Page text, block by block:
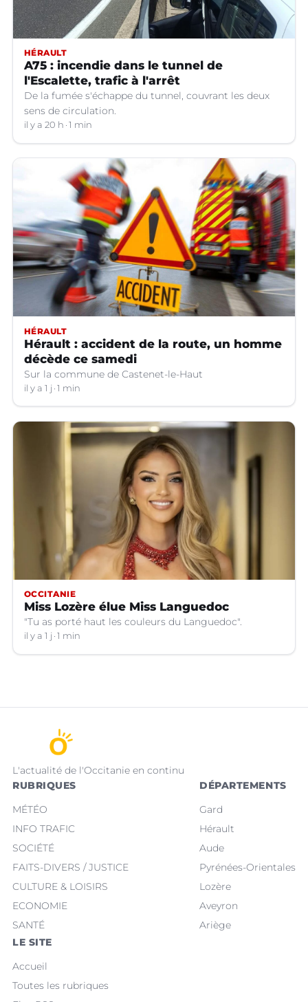
HÉRAULT
A75 : incendie dans le tunnel de
l'Escalette, trafic à l'arrêt
De la fumée s'échappe du tunnel, couvrant les deux
sens de circulation.
il y a 20 h 1 min
HÉRAULT
Hérault : accident de la route, un homme
décède ce samedi
Sur la commune de Castenet-le-Haut
il y a 1 j 1 min
OCCITANIE
Miss Lozère élue Miss Languedoc
"Tu as porté haut les couleurs du Languedoc".
il y a 1 j 1 min
L'actualité de l'Occitanie en continu
RUBRIQUES
MÉTÉO
INFO TRAFIC
SOCIÉTÉ
FAITS-DIVERS / JUSTICE
CULTURE & LOISIRS
ECONOMIE
SANTÉ
DÉPARTEMENTS
Gard
Hérault
Aude
Pyrénées-Orientales
Lozère
Aveyron
Ariège
LE SITE
Accueil
Toutes les rubriques